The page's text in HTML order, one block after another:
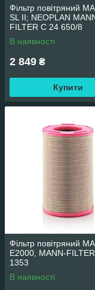
Фільтр повітряний
SL II; NEOPLAN
FILTER C 24 650/8
В наявності
2 849 ₴
Купити
Фільтр повітряний
E2000, MANN-
1353
В наявності